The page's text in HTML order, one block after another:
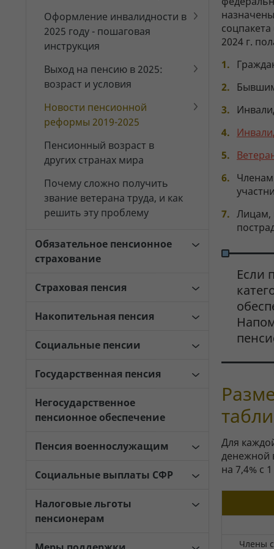
Оформление инвалидности в
2025 году - пошаговая
инструкция
Выход на пенсию в 2025:
возраст и условия
Новости пенсионной
реформы 2019-2025
Пенсионный возраст в
других странах мира
Почему сложно получить
звание ветерана труда, и как
решить эту проблему
Обязательное пенсионное
страхование
Страховая пенсия
Накопительная пенсия
Социальные пенсии
Государственная пенсия
Негосударственное
пенсионное обеспечение
Пенсия военнослужащим
Социальные выплаты СФР
Налоговые льготы
пенсионерам
назначены
соцпакета
2024 г.
Лицам,
Если
Для
денежной
на 7,4% с
Члены